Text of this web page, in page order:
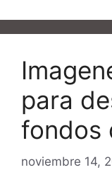
para
fondos
noviembre 14,